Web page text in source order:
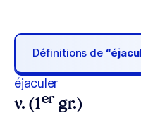
Définitions de
éjaculer
v. (1er gr.)